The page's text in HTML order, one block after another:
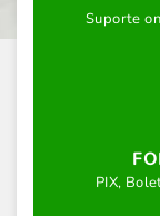
Suporte
PIX,